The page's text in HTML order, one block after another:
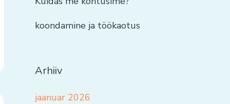
koondamine ja töökaotus
Arhiiv
jaanuar 2026